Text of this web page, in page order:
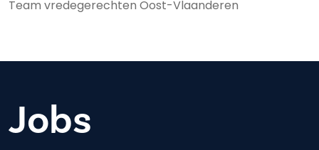
Team vredegerechten Oost-Vlaanderen
Jobs